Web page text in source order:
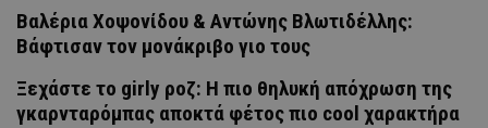
Βαλέρια Χοψονίδου & Αντώνης Βλωτιδέλλης:
Βάφτισαν τον μονάκριβο γιο τους
Ξεχάστε το girly ροζ: Η πιο θηλυκή απόχρωση της
γκαρνταρόμπας αποκτά φέτος πιο cool χαρακτήρα